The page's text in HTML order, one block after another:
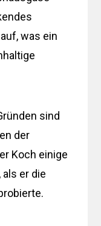
was ein
sind
der
Koch einige
er die